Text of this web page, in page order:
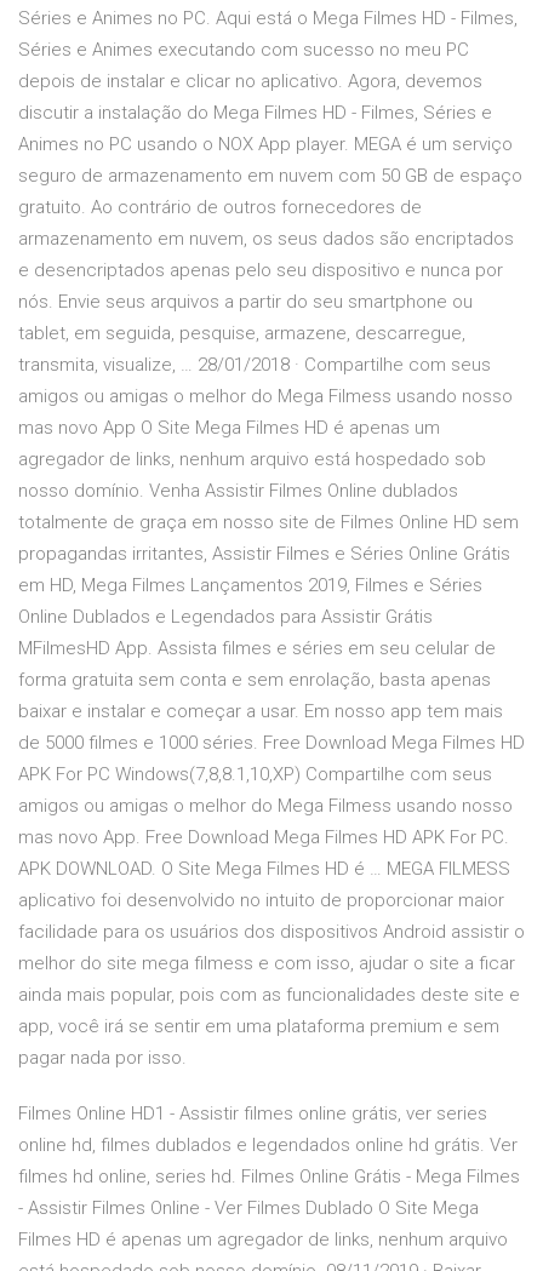
Séries e Animes no PC. Aqui está o Mega Filmes HD - Filmes,
Séries e Animes executando com sucesso no meu PC
depois de instalar e clicar no aplicativo. Agora, devemos
discutir a instalação do Mega Filmes HD - Filmes, Séries e
Animes no PC usando o NOX App player. MEGA é um serviço
seguro de armazenamento em nuvem com 50 GB de espaço
gratuito. Ao contrário de outros fornecedores de
armazenamento em nuvem, os seus dados são encriptados
e desencriptados apenas pelo seu dispositivo e nunca por
nós. Envie seus arquivos a partir do seu smartphone ou
tablet, em seguida, pesquise, armazene, descarregue,
transmita, visualize, … 28/01/2018 · Compartilhe com seus
amigos ou amigas o melhor do Mega Filmess usando nosso
mas novo App O Site Mega Filmes HD é apenas um
agregador de links, nenhum arquivo está hospedado sob
nosso domínio. Venha Assistir Filmes Online dublados
totalmente de graça em nosso site de Filmes Online HD sem
propagandas irritantes, Assistir Filmes e Séries Online Grátis
em HD, Mega Filmes Lançamentos 2019, Filmes e Séries
Online Dublados e Legendados para Assistir Grátis
MFilmesHD App. Assista filmes e séries em seu celular de
forma gratuita sem conta e sem enrolação, basta apenas
baixar e instalar e começar a usar. Em nosso app tem mais
de 5000 filmes e 1000 séries. Free Download Mega Filmes HD
APK For PC Windows(7,8,8.1,10,XP) Compartilhe com seus
amigos ou amigas o melhor do Mega Filmess usando nosso
mas novo App. Free Download Mega Filmes HD APK For PC.
APK DOWNLOAD. O Site Mega Filmes HD é … MEGA FILMESS
aplicativo foi desenvolvido no intuito de proporcionar maior
facilidade para os usuários dos dispositivos Android assistir o
melhor do site mega filmess e com isso, ajudar o site a ficar
ainda mais popular, pois com as funcionalidades deste site e
app, você irá se sentir em uma plataforma premium e sem
pagar nada por isso.
Filmes Online HD1 - Assistir filmes online grátis, ver series
online hd, filmes dublados e legendados online hd grátis. Ver
filmes hd online, series hd. Filmes Online Grátis - Mega Filmes
- Assistir Filmes Online - Ver Filmes Dublado O Site Mega
Filmes HD é apenas um agregador de links, nenhum arquivo